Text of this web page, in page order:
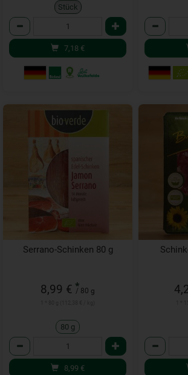
Stück
Anzahl
7,18 €
Anzahl
Serrano-Schinken 80 g
8,99 € *
/ 80 g
80 g
Anzahl
8,99 €
Anzahl